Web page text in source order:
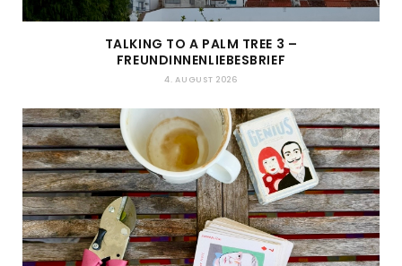
TALKING TO A PALM TREE 3 –
FREUNDINNENLIEBESBRIEF
4. AUGUST 2026